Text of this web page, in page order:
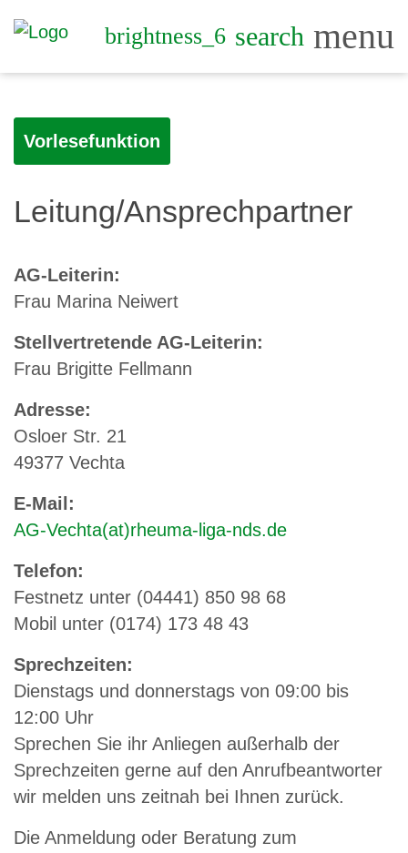
brightness_6 search menu
Vorlesefunktion
Leitung/Ansprechpartner
AG-Leiterin:
Frau Marina Neiwert
Stellvertretende AG-Leiterin:
Frau Brigitte Fellmann
Adresse:
Osloer Str. 21
49377 Vechta
E-Mail:
AG-Vechta(at)rheuma-liga-nds.de
Telefon:
Festnetz unter (04441) 850 98 68
Mobil unter (0174) 173 48 43
Sprechzeiten:
Dienstags und donnerstags von 09:00 bis
12:00 Uhr
Sprechen Sie ihr Anliegen außerhalb der
Sprechzeiten gerne auf den Anrufbeantworter
wir melden uns zeitnah bei Ihnen zurück.
Die Anmeldung oder Beratung zum